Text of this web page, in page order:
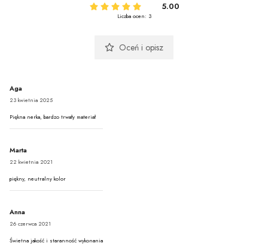
5.00
Liczba ocen: 3
Oceń i opisz
Aga
23 kwietnia 2025
Piękna nerka, bardzo trwały materiał
Marta
22 kwietnia 2021
piękny, neutralny kolor
Anna
26 czerwca 2021
Świetna jakość i staranność wykonania